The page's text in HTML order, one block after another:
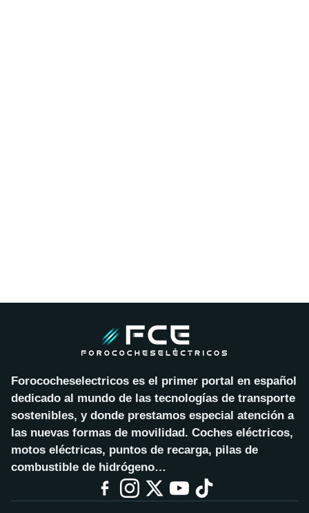
Forococheselectricos es el primer portal en español
dedicado al mundo de las tecnologías de transporte
sostenibles, y donde prestamos especial atención a
las nuevas formas de movilidad. Coches eléctricos,
motos eléctricas, puntos de recarga, pilas de
combustible de hidrógeno…